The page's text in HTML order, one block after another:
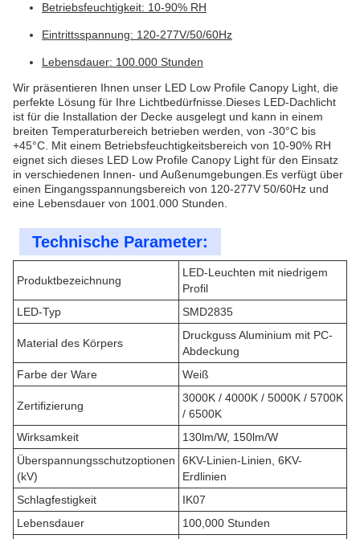
Betriebsfeuchtigkeit: 10-90% RH
Eintrittsspannung: 120-277V/50/60Hz
Lebensdauer: 100.000 Stunden
Wir präsentieren Ihnen unser LED Low Profile Canopy Light, die
perfekte Lösung für Ihre Lichtbedürfnisse.Dieses LED-Dachlicht
ist für die Installation der Decke ausgelegt und kann in einem
breiten Temperaturbereich betrieben werden, von -30°C bis
+45°C. Mit einem Betriebsfeuchtigkeitsbereich von 10-90% RH
eignet sich dieses LED Low Profile Canopy Light für den Einsatz
in verschiedenen Innen- und Außenumgebungen.Es verfügt über
einen Eingangsspannungsbereich von 120-277V ̇50/60Hz und
eine Lebensdauer von 1001.000 Stunden.
Technische Parameter:
Produktbezeichnung
LED-Leuchten mit niedrigem
Profil
LED-Typ
SMD2835
Material des Körpers
Druckguss Aluminium mit PC-
Abdeckung
Farbe der Ware
Weiß
Zertifizierung
3000K / 4000K / 5000K / 5700K
/ 6500K
Wirksamkeit
130lm/W, 150lm/W
Überspannungsschutzoptionen
(kV)
6KV-Linien-Linien, 6KV-
Erdlinien
Schlagfestigkeit
IK07
Lebensdauer
100,000 Stunden